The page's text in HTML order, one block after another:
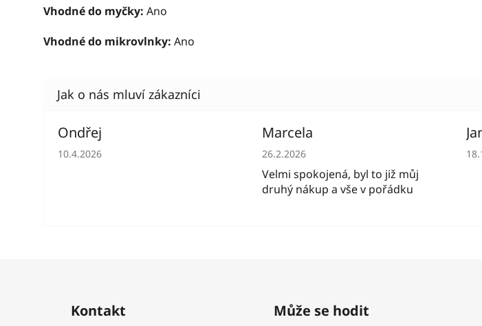
Vhodné do myčky: Ano
Vhodné do mikrovlnky: Ano
Ondřej
Hodnocení obchodu je 5 z 5 hvězdiček.
10.4.2026
Marcela
Hodnocení obchodu je 5 z 5 hvězdiček.
26.2.2026
Velmi spokojená, byl to již můj
druhý nákup a vše v pořádku
Kontakt Může se hodit